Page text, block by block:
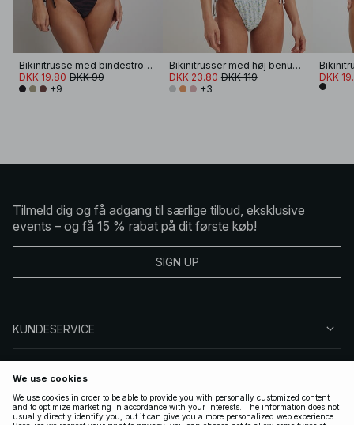
Bikinitrusse med bindestropper
DKK 19.80 DKK 99
+9
Bikinitrusser med høj benudskæring og bindebånd
DKK 23.80 DKK 119
+3
DKK
Tilmeld dig og få adgang til særlige tilbud, eksklusive
events – og få 15 % rabat på dit første køb!
SIGN UP
KUNDESERVICE
FØLG OS